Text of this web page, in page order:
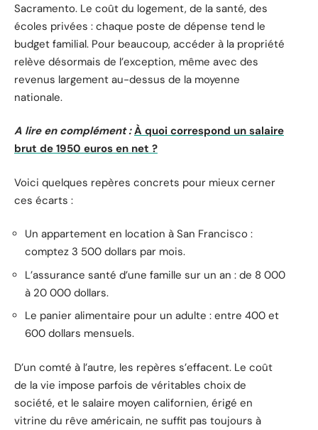
Sacramento. Le coût du logement, de la santé, des
écoles privées : chaque poste de dépense tend le
budget familial. Pour beaucoup, accéder à la propriété
relève désormais de l’exception, même avec des
revenus largement au-dessus de la moyenne
nationale.
A lire en complément : À quoi correspond un salaire
brut de 1950 euros en net ?
Voici quelques repères concrets pour mieux cerner
ces écarts :
Un appartement en location à San Francisco :
comptez 3 500 dollars par mois.
L’assurance santé d’une famille sur un an : de 8 000
à 20 000 dollars.
Le panier alimentaire pour un adulte : entre 400 et
600 dollars mensuels.
D’un comté à l’autre, les repères s’effacent. Le coût
de la vie impose parfois de véritables choix de
société, et le salaire moyen californien, érigé en
vitrine du rêve américain, ne suffit pas toujours à